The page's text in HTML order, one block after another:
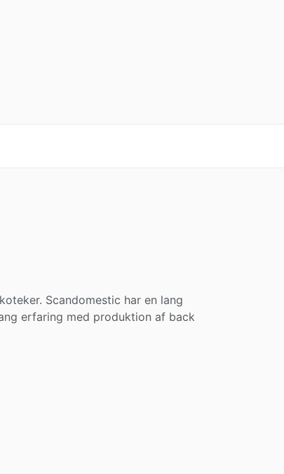
Scandomestic har en lang
erfaring med produktion af back